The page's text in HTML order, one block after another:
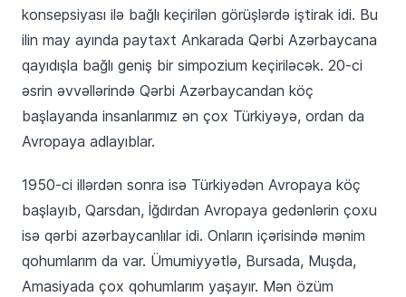
konsepsiyası ilə bağlı keçirilən görüşlərdə iştirak idi. Bu
ilin may ayında paytaxt Ankarada Qərbi Azərbaycana
qayıdışla bağlı geniş bir simpozium keçiriləcək. 20-ci
əsrin əvvəllərində Qərbi Azərbaycandan köç
başlayanda insanlarımız ən çox Türkiyəyə, ordan da
Avropaya adlayıblar.
1950-ci illərdən sonra isə Türkiyədən Avropaya köç
başlayıb, Qarsdan, İğdırdan Avropaya gedənlərin çoxu
isə qərbi azərbaycanlılar idi. Onların içərisində mənim
qohumlarım da var. Ümumiyyətlə, Bursada, Muşda,
Amasiyada çox qohumlarım yaşayır. Mən özüm